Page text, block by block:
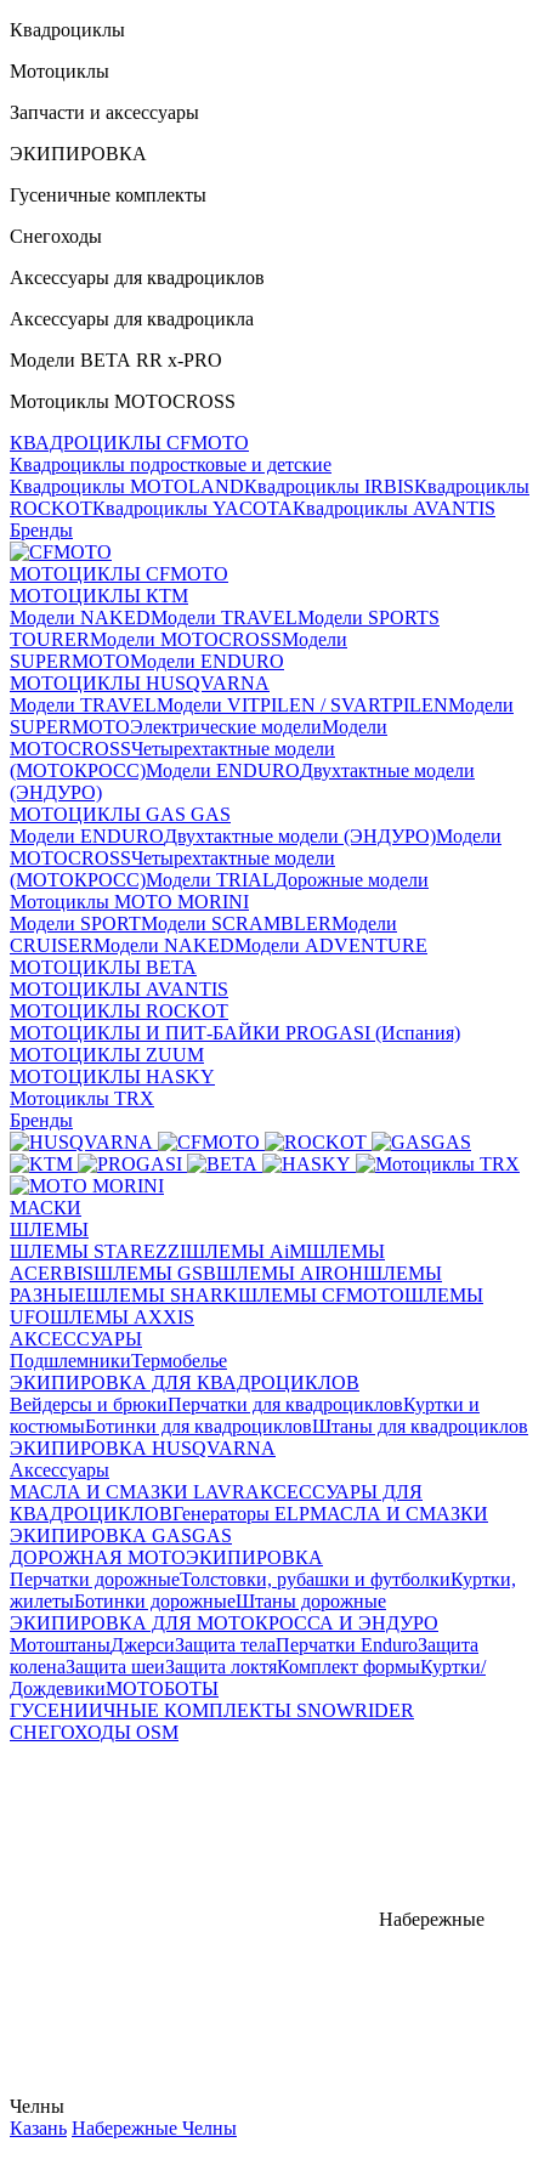
Квадроциклы
Мотоциклы
Запчасти и аксессуары
ЭКИПИРОВКА
Гусеничные комплекты
Снегоходы
Аксессуары для квадроциклов
Аксессуары для квадроцикла
Модели ВЕТА RR x-PRO
Мотоциклы MOTOCROSS
КВАДРОЦИКЛЫ CFMOTO
Квадроциклы подростковые и детские
Квадроциклы MOTOLANDКвадроциклы IRBISКвадроциклы
ROCKOTКвадроциклы YACOTAКвадроциклы AVANTIS
Бренды
МОТОЦИКЛЫ CFMOTO
МОТОЦИКЛЫ КТМ
Модели NAKEDМодели TRAVELМодели SPORTS
TOURERМодели MOTOCROSSМодели
SUPERMOTOМодели ENDURO
МОТОЦИКЛЫ HUSQVARNA
Модели TRAVELМодели VITPILEN / SVARTPILENМодели
SUPERMOTOЭлектрические моделиМодели
MOTOCROSSЧетырехтактные модели
(МОТОКРОСС)Модели ENDUROДвухтактные модели
(ЭНДУРО)
МОТОЦИКЛЫ GAS GAS
Модели ENDUROДвухтактные модели (ЭНДУРО)Модели
MOTOCROSSЧетырехтактные модели
(МОТОКРОСС)Модели TRIALДорожные модели
Мотоциклы MOTO MORINI
Модели SPORTМодели SCRAMBLERМодели
CRUISERМодели NAKEDМодели ADVENTURE
МОТОЦИКЛЫ BETA
МОТОЦИКЛЫ AVANTIS
МОТОЦИКЛЫ ROCKOT
МОТОЦИКЛЫ И ПИТ-БАЙКИ PROGASI (Испания)
МОТОЦИКЛЫ ZUUM
МОТОЦИКЛЫ HASKY
Мотоциклы TRX
Бренды
МАСКИ
ШЛЕМЫ
ШЛЕМЫ STAREZZIШЛЕМЫ AiMШЛЕМЫ
ACERBISШЛЕМЫ GSBШЛЕМЫ AIROHШЛЕМЫ
РАЗНЫЕШЛЕМЫ SHARKШЛЕМЫ CFMOTOШЛЕМЫ
UFOШЛЕМЫ AXXIS
АКСЕССУАРЫ
ПодшлемникиТермобелье
ЭКИПИРОВКА ДЛЯ КВАДРОЦИКЛОВ
Вейдерсы и брюкиПерчатки для квадроцикловКуртки и
костюмыБотинки для квадроцикловШтаны для квадроциклов
ЭКИПИРОВКА HUSQVARNA
Аксессуары
МАСЛА И СМАЗКИ LAVRАКСЕССУАРЫ ДЛЯ
КВАДРОЦИКЛОВГенераторы ELPМАСЛА И СМАЗКИ
ЭКИПИРОВКА GASGAS
ДОРОЖНАЯ МОТОЭКИПИРОВКА
Перчатки дорожныеТолстовки, рубашки и футболкиКуртки,
жилетыБотинки дорожныеШтаны дорожные
ЭКИПИРОВКА ДЛЯ МОТОКРОССА И ЭНДУРО
МотоштаныДжерсиЗащита телаПерчатки EnduroЗащита
коленаЗащита шеиЗащита локтяКомплект формыКуртки/
ДождевикиМОТОБОТЫ
ГУСЕНИИЧНЫЕ КОМПЛЕКТЫ SNOWRIDER
СНЕГОХОДЫ OSM
Набережные
Челны
Казань Набережные Челны